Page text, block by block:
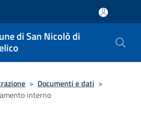
di San Nicolò di
> Documenti e dati >
interno